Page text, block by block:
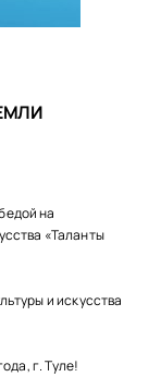
на
«Таланты
и искусства
г. Туле!